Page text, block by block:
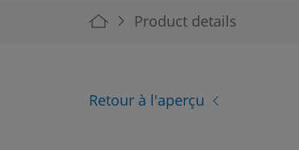
You are here:
Product details
Retour à l'aperçu